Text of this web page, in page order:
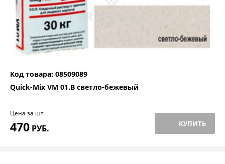
Код товара: 08509089
Quick-Mix VM 01.B светло-бежевый
Цена за шт
470 РУБ. КУПИТЬ